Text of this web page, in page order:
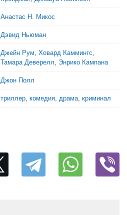
Анастас Н. Микос
Дэвид Ньюман
Джейн Рум, Ховард Каммингс,
Тамара Деверелл, Энрико Кампана
Джон Полл
триллер, комедия, драма, криминал